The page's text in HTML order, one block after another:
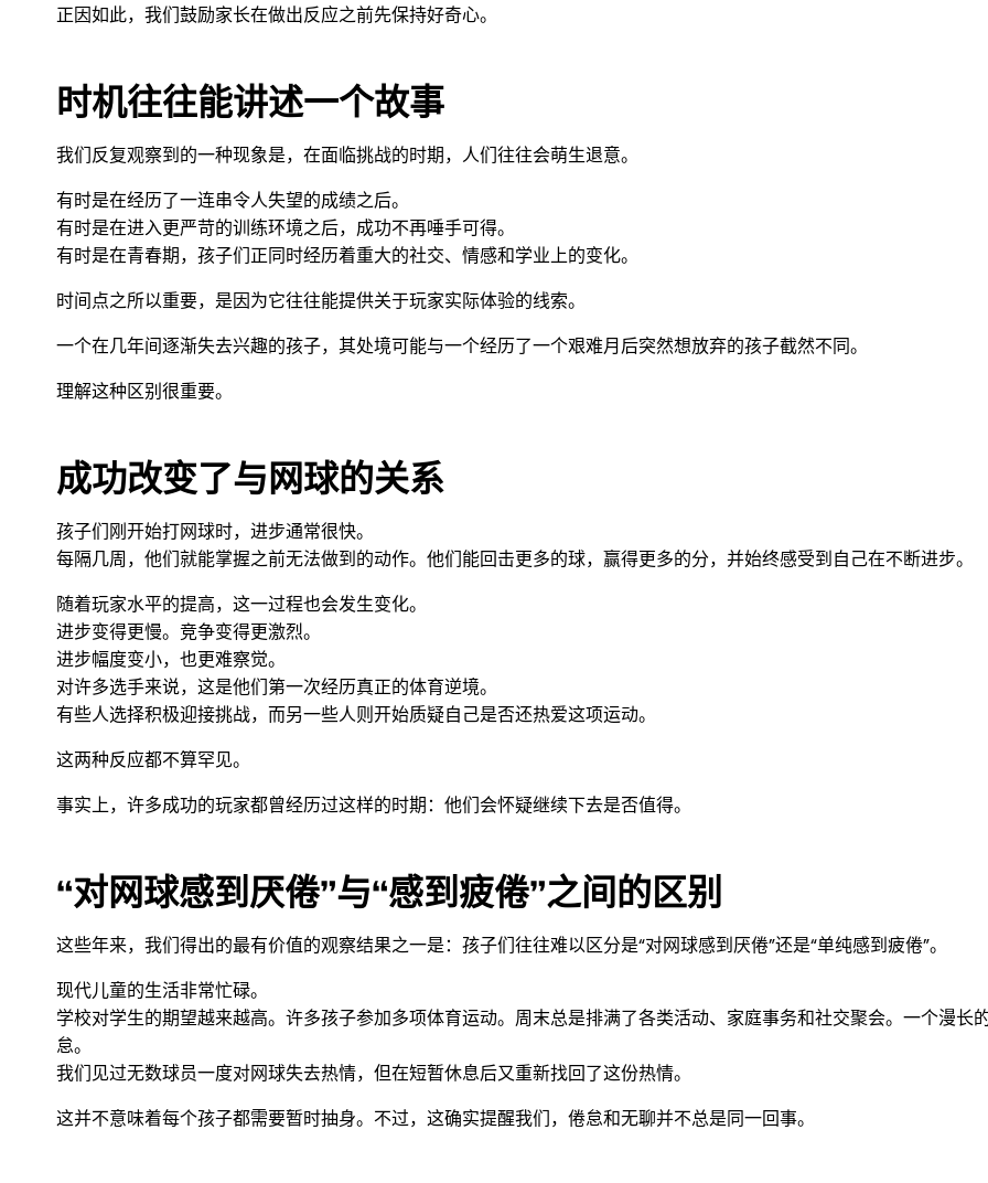
正因如此，我们鼓励家长在做出反应之前先保持好奇心。
时机往往能讲述一个故事
我们反复观察到的一种现象是，在面临挑战的时期，人们往往会萌生退意。
有时是在经历了一连串令人失望的成绩之后。
有时是在进入更严苛的训练环境之后，成功不再唾手可得。
有时是在青春期，孩子们正同时经历着重大的社交、情感和学业上的变化。
时间点之所以重要，是因为它往往能提供关于玩家实际体验的线索。
一个在几年间逐渐失去兴趣的孩子，其处境可能与一个经历了一个艰难月后突然想放弃的孩子截然不同。
理解这种区别很重要。
成功改变了与网球的关系
孩子们刚开始打网球时，进步通常很快。
每隔几周，他们就能掌握之前无法做到的动作。他们能回击更多的球，赢得更多的分，并始终感受到自己在不断进步。
随着玩家水平的提高，这一过程也会发生变化。
进步变得更慢。竞争变得更激烈。
进步幅度变小，也更难察觉。
对许多选手来说，这是他们第一次经历真正的体育逆境。
有些人选择积极迎接挑战，而另一些人则开始质疑自己是否还热爱这项运动。
这两种反应都不算罕见。
事实上，许多成功的玩家都曾经历过这样的时期：他们会怀疑继续下去是否值得。
“对网球感到厌倦”与“感到疲倦”之间的区别
这些年来，我们得出的最有价值的观察结果之一是：孩子们往往难以区分是“对网球感到厌倦”还是“单纯感到疲倦”。
现代儿童的生活非常忙碌。
学校对学生的期望越来越高。许多孩子参加多项体育运动。周末总是排满了各类活动、家庭事务和社交聚会。一个漫
怠。
我们见过无数球员一度对网球失去热情，但在短暂休息后又重新找回了这份热情。
这并不意味着每个孩子都需要暂时抽身。不过，这确实提醒我们，倦怠和无聊并不总是同一回事。